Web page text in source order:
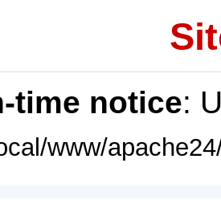
time notice:
www/